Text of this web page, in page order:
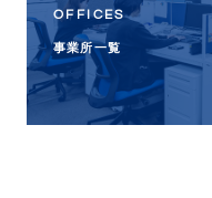
OFFICES
事業所一覧